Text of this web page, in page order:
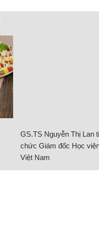
GS.TS Nguyễn Thị Lan
chức Giám đốc Học
Việt Nam